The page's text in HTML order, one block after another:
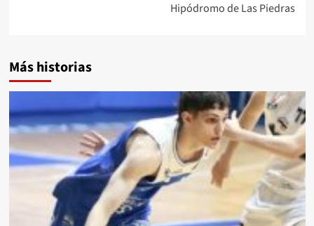
Hipódromo de Las Piedras
Más historias